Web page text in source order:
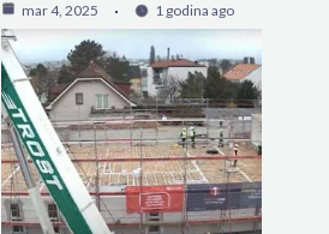
mar 4, 2025 1 godina ago